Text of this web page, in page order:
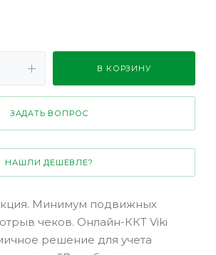
В КОРЗИНУ
ЗАДАТЬ ВОПРОС
НАШЛИ ДЕШЕВЛЕ?
Минимум подвижных
чеков. Онлайн-ККТ Viki
решение для учета